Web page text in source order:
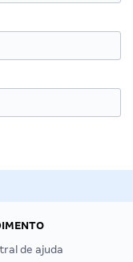
de ajuda